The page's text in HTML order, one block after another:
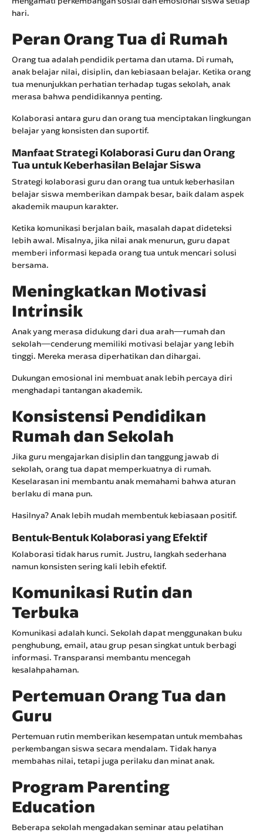
hari.
Peran Orang Tua di Rumah
Orang tua adalah pendidik pertama dan utama. Di rumah,
anak belajar nilai, disiplin, dan kebiasaan belajar. Ketika orang
tua menunjukkan perhatian terhadap tugas sekolah, anak
merasa bahwa pendidikannya penting.
Kolaborasi antara guru dan orang tua menciptakan lingkungan
belajar yang konsisten dan suportif.
Manfaat Strategi Kolaborasi Guru dan Orang
Tua untuk Keberhasilan Belajar Siswa
Strategi kolaborasi guru dan orang tua untuk keberhasilan
belajar siswa memberikan dampak besar, baik dalam aspek
akademik maupun karakter.
Ketika komunikasi berjalan baik, masalah dapat dideteksi
lebih awal. Misalnya, jika nilai anak menurun, guru dapat
memberi informasi kepada orang tua untuk mencari solusi
bersama.
Meningkatkan Motivasi
Intrinsik
Anak yang merasa didukung dari dua arah—rumah dan
sekolah—cenderung memiliki motivasi belajar yang lebih
tinggi. Mereka merasa diperhatikan dan dihargai.
Dukungan emosional ini membuat anak lebih percaya diri
menghadapi tantangan akademik.
Konsistensi Pendidikan
Rumah dan Sekolah
Jika guru mengajarkan disiplin dan tanggung jawab di
sekolah, orang tua dapat memperkuatnya di rumah.
Keselarasan ini membantu anak memahami bahwa aturan
berlaku di mana pun.
Hasilnya? Anak lebih mudah membentuk kebiasaan positif.
Bentuk-Bentuk Kolaborasi yang Efektif
Kolaborasi tidak harus rumit. Justru, langkah sederhana
namun konsisten sering kali lebih efektif.
Komunikasi Rutin dan
Terbuka
Komunikasi adalah kunci. Sekolah dapat menggunakan buku
penghubung, email, atau grup pesan singkat untuk berbagi
informasi. Transparansi membantu mencegah
kesalahpahaman.
Pertemuan Orang Tua dan
Guru
Pertemuan rutin memberikan kesempatan untuk membahas
perkembangan siswa secara mendalam. Tidak hanya
membahas nilai, tetapi juga perilaku dan minat anak.
Program Parenting
Education
Beberapa sekolah mengadakan seminar atau pelatihan